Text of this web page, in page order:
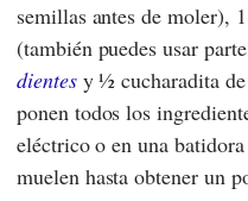
semillas antes de moler),
(también puedes usar
dientesy ½ cucharadita de
ponen todos los
eléctrico o en una
muelen hasta obtener un